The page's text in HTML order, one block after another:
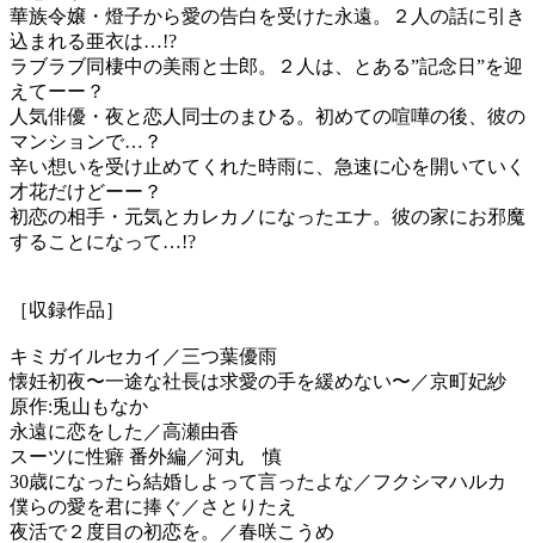
華族令嬢・燈子から愛の告白を受けた永遠。２人の話に引き
込まれる亜衣は…!?
ラブラブ同棲中の美雨と士郎。２人は、とある”記念日”を迎
えてーー？
人気俳優・夜と恋人同士のまひる。初めての喧嘩の後、彼の
マンションで…？
辛い想いを受け止めてくれた時雨に、急速に心を開いていく
才花だけどーー？
初恋の相手・元気とカレカノになったエナ。彼の家にお邪魔
することになって…!?
［収録作品］
キミガイルセカイ／三つ葉優雨
懐妊初夜〜一途な社長は求愛の手を緩めない〜／京町妃紗
原作:兎山もなか
永遠に恋をした／高瀬由香
スーツに性癖 番外編／河丸 慎
30歳になったら結婚しよって言ったよな／フクシマハルカ
僕らの愛を君に捧ぐ／さとりたえ
夜活で２度目の初恋を。／春咲こうめ